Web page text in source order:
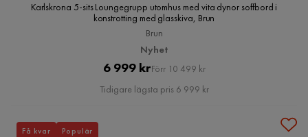
Karlskrona 5-sits Loungegrupp utomhus med vita dynor soffbord i
konstrotting med glasskiva, Brun
Brun
Nyhet
Pris
6 999 krOriginal
Pris
Förr 10 499 kr
Tidigare lägsta pris 6 999 kr
Få kvar Populär